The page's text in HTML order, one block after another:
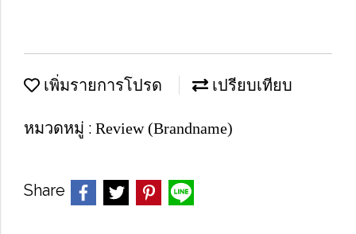
เพิ่มรายการโปรด เปรียบเทียบ
หมวดหมู่ : Review (Brandname)
Share